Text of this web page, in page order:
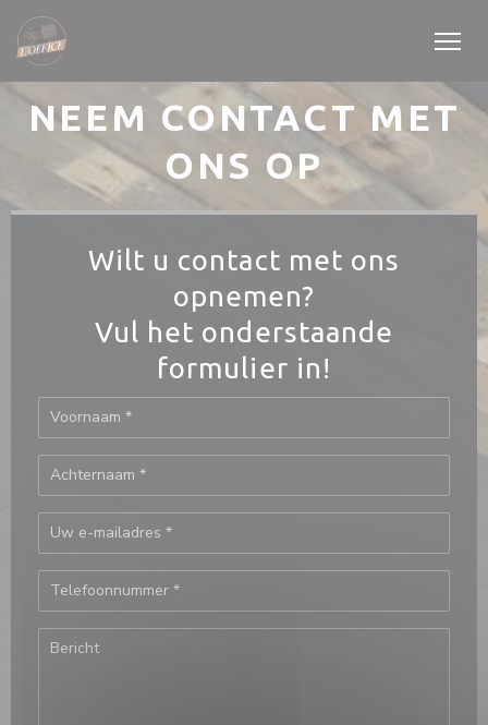
Cookies beheer paneel
NEEM CONTACT MET
ONS OP
Wilt u contact met ons
opnemen?
Vul het onderstaande
formulier in!